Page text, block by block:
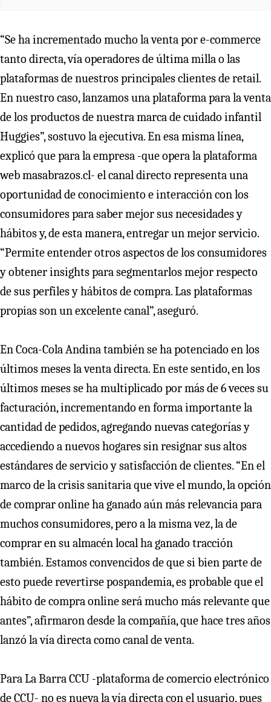
“Se ha incrementado mucho la venta por e-commerce
tanto directa, vía operadores de última milla o las
plataformas de nuestros principales clientes de retail.
En nuestro caso, lanzamos una plataforma para la venta
de los productos de nuestra marca de cuidado infantil
Huggies”, sostuvo la ejecutiva. En esa misma línea,
explicó que para la empresa -que opera la plataforma
web masabrazos.cl- el canal directo representa una
oportunidad de conocimiento e interacción con los
consumidores para saber mejor sus necesidades y
hábitos y, de esta manera, entregar un mejor servicio.
“Permite entender otros aspectos de los consumidores
y obtener insights para segmentarlos mejor respecto
de sus perfiles y hábitos de compra. Las plataformas
propias son un excelente canal”, aseguró.
En Coca-Cola Andina también se ha potenciado en los
últimos meses la venta directa. En este sentido, en los
últimos meses se ha multiplicado por más de 6 veces su
facturación, incrementando en forma importante la
cantidad de pedidos, agregando nuevas categorías y
accediendo a nuevos hogares sin resignar sus altos
estándares de servicio y satisfacción de clientes. “En el
marco de la crisis sanitaria que vive el mundo, la opción
de comprar online ha ganado aún más relevancia para
muchos consumidores, pero a la misma vez, la de
comprar en su almacén local ha ganado tracción
también. Estamos convencidos de que si bien parte de
esto puede revertirse pospandemia, es probable que el
hábito de compra online será mucho más relevante que
antes”, afirmaron desde la compañía, que hace tres años
lanzó la vía directa como canal de venta.
Para La Barra CCU -plataforma de comercio electrónico
de CCU- no es nueva la vía directa con el usuario, pues